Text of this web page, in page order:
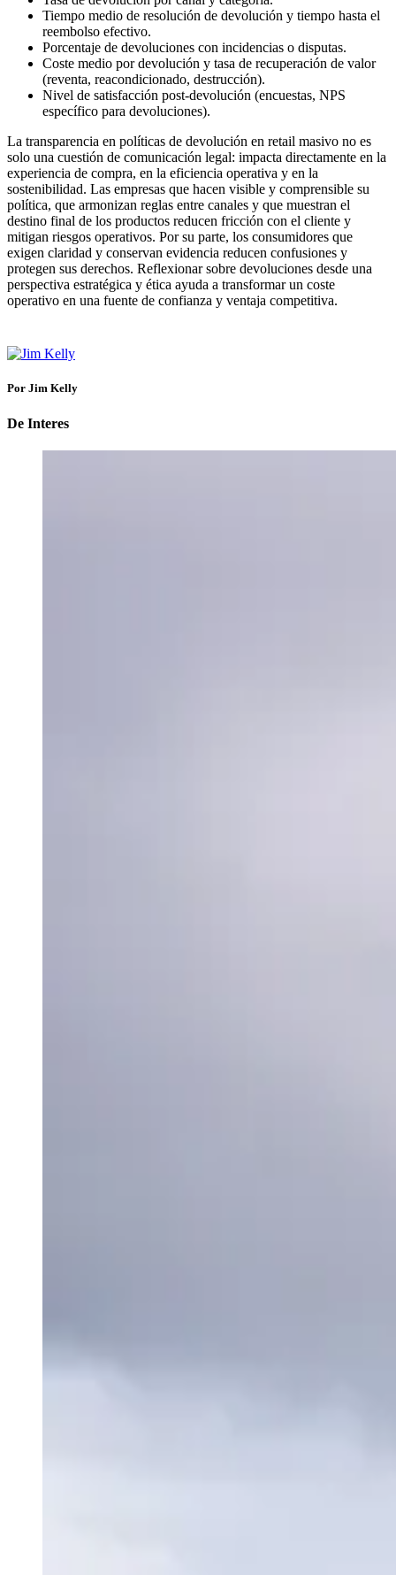
Tiempo medio de resolución de devolución y tiempo hasta el
reembolso efectivo.
Porcentaje de devoluciones con incidencias o disputas.
Coste medio por devolución y tasa de recuperación de valor
(reventa, reacondicionado, destrucción).
Nivel de satisfacción post-devolución (encuestas, NPS
específico para devoluciones).
La transparencia en políticas de devolución en retail masivo no es
solo una cuestión de comunicación legal: impacta directamente en la
experiencia de compra, en la eficiencia operativa y en la
sostenibilidad. Las empresas que hacen visible y comprensible su
política, que armonizan reglas entre canales y que muestran el
destino final de los productos reducen fricción con el cliente y
mitigan riesgos operativos. Por su parte, los consumidores que
exigen claridad y conservan evidencia reducen confusiones y
protegen sus derechos. Reflexionar sobre devoluciones desde una
perspectiva estratégica y ética ayuda a transformar un coste
operativo en una fuente de confianza y ventaja competitiva.
Por Jim Kelly
De Interes